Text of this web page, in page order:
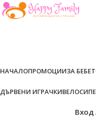
НАЧАЛОПРОМОЦИИЗА
ДЪРВЕНИ ИГРАЧКИ
Вход